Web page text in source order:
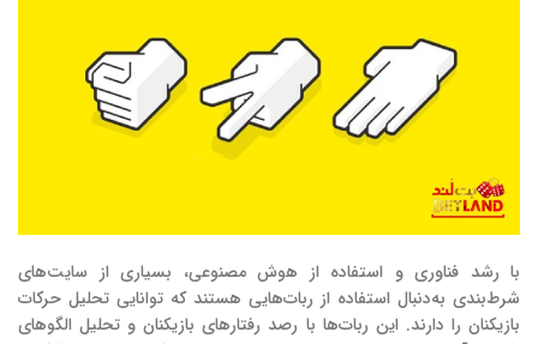
با رشد فناوری و استفاده از هوش مصنوعی، بسیاری از سایت‌های
شرط‌بندی به‌دنبال استفاده از ربات‌هایی هستند که توانایی تحلیل حرکات
بازیکنان را دارند. این ربات‌ها با رصد رفتارهای بازیکنان و تحلیل الگوهای